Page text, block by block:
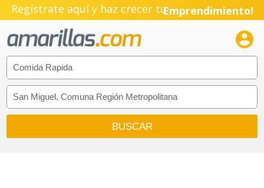
Regístrate aquí y haz crecer tuEmprendimiento!
